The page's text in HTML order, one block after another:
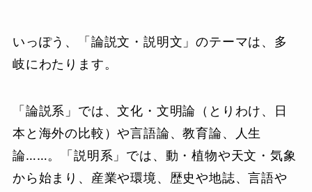
いっぽう、「論説文・説明文」のテーマは、多
岐にわたります。
「論説系」では、文化・文明論（とりわけ、日
本と海外の比較）や言語論、教育論、人生
論……。「説明系」では、動・植物や天文・気象
から始まり、産業や環境、歴史や地誌、言語や